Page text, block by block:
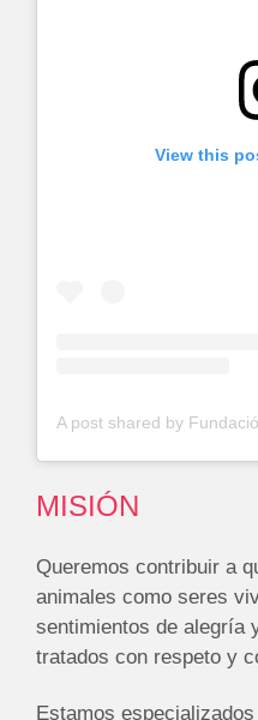
View this
MISIÓN
Queremos contribuir a
animales como seres
sentimientos de alegría
tratados con respeto y
Estamos